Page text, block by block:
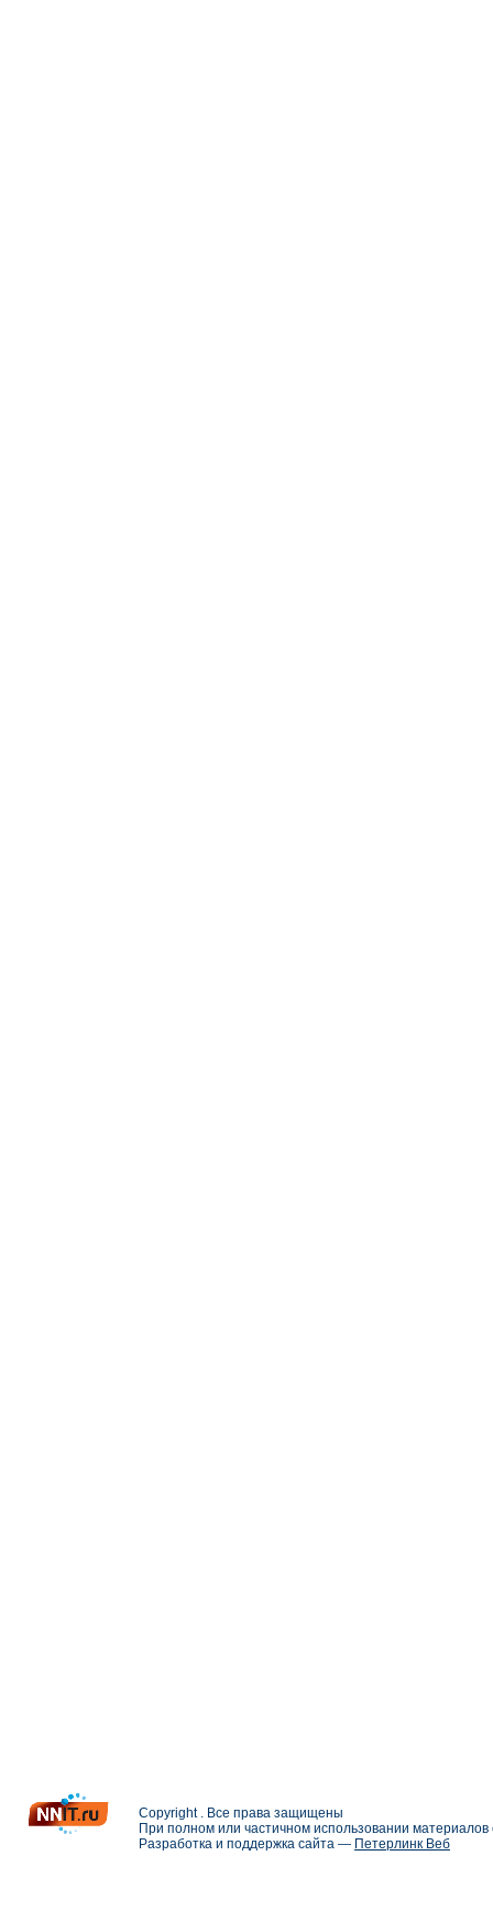
Copyright . Все права защищены
При полном или частичном использовании
Разработка и поддержка сайта — Петерлинк Веб